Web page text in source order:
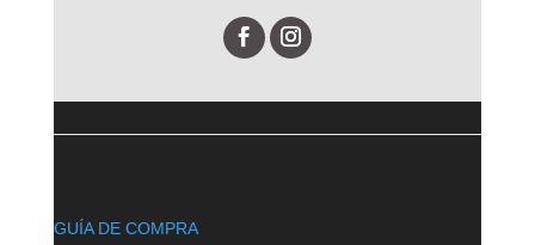
GUÍA DE COMPRA